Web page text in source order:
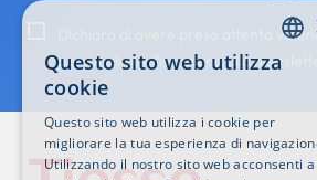
Dichiaro di avere preso attenta
personali per l’iscrizione alla
Questo sito web utilizza
cookie
Questo sito web utilizza i cookie per
migliorare la tua esperienza di
Utilizzando il nostro sito web acconsenti a